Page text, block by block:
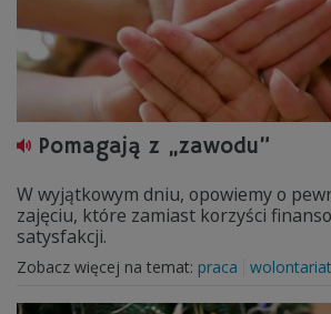
Pomagają z „zawodu”
W wyjątkowym dniu, opowiemy o
zajęciu, które zamiast korzyści
satysfakcji.
Zobacz więcej na temat: praca wolontariat